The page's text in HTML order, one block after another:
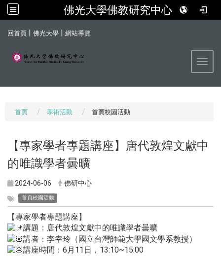
佛光大學佛教研究中心
回首頁 | 佛光大學 | 網站導覽
首頁 學術活動 首頁校園活動
【專家學者專題講座】唐代敦煌文獻中
的唯識學者曇曠
2024-06-06 佛研中心
首頁校園活動
【專家學者專題講座】
講題：唐代敦煌文獻中的唯識學者曇曠
講者：李幸玲（國立台灣師範大學國文學系教授）
講座時間：6月11日，13:10~15:00